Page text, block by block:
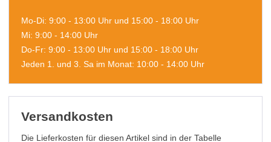
Mo-Di: 9:00 - 13:00 Uhr und 15:00 - 18:00 Uhr
Mi: 9:00 - 14:00 Uhr
Do-Fr: 9:00 - 13:00 Uhr und 15:00 - 18:00 Uhr
Jeden 1. und 3. Sa im Monat: 10:00 - 14:00 Uhr
Versandkosten
Die Lieferkosten für diesen Artikel sind in der Tabelle